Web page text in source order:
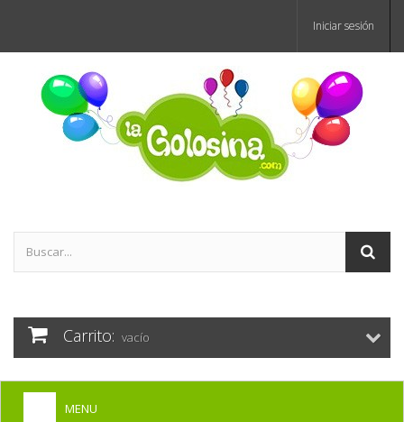
Iniciar sesión
Carrito: vacío
MENU